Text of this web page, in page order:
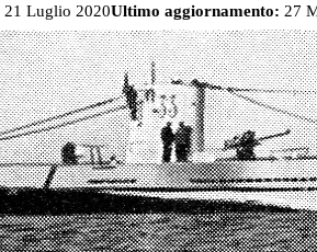
21 Luglio 2020Ultimo aggiornamento: 27